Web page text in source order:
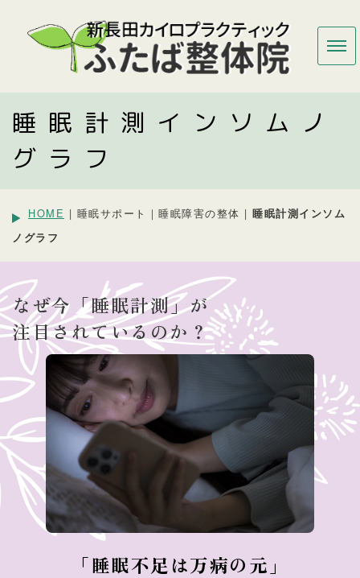
睡眠計測インソムノ
グラフ
HOME | 睡眠サポート｜睡眠障害の整体 | 睡眠計測インソム
ノグラフ
なぜ今「睡眠計測」が
注目されているのか？
「睡眠不足は万病の元」